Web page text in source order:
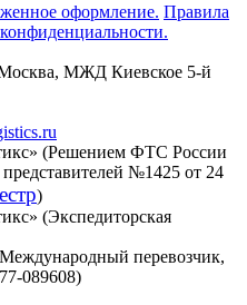
оформление. Правила
, МЖД Киевское 5-й
(Решением ФТС России
№1425 от 24
)
(Экспедиторская
перевозчик,
089608)